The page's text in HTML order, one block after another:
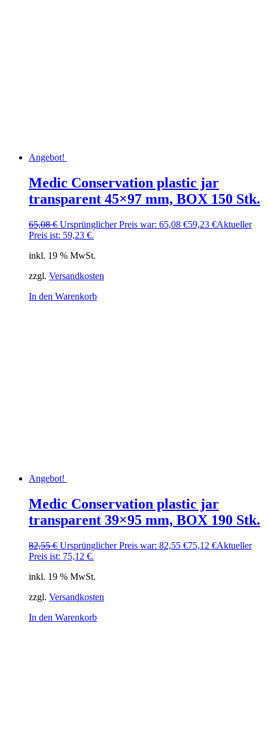
Angebot!
Medic Conservation plastic jar
transparent 45×97 mm, BOX 150 Stk.
65,08€ Ursprünglicher Preis war: 65,08 €59,23 €Aktueller
Preis ist: 59,23 €.
inkl. 19 % MwSt.
zzgl. Versandkosten
In den Warenkorb
Angebot!
Medic Conservation plastic jar
transparent 39×95 mm, BOX 190 Stk.
82,55€ Ursprünglicher Preis war: 82,55 €75,12 €Aktueller
Preis ist: 75,12 €.
inkl. 19 % MwSt.
zzgl. Versandkosten
In den Warenkorb